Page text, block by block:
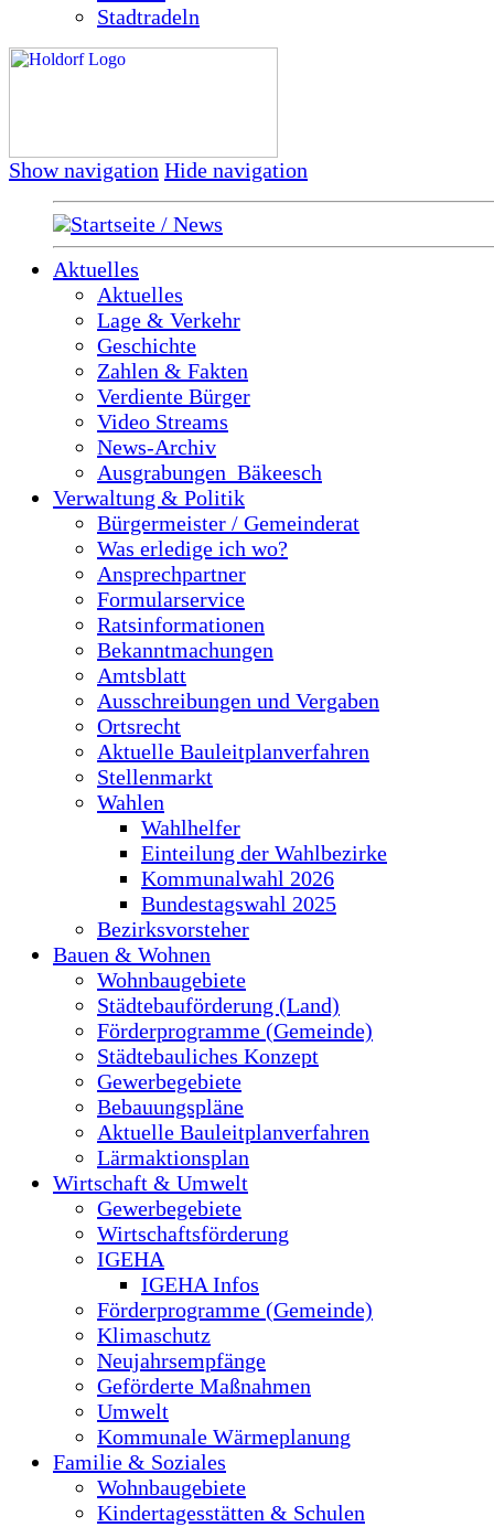
Stadtradeln
Show navigation Hide navigation
Startseite / News
Aktuelles
Aktuelles
Lage & Verkehr
Geschichte
Zahlen & Fakten
Verdiente Bürger
Video Streams
News-Archiv
Ausgrabungen_Bäkeesch
Verwaltung & Politik
Bürgermeister / Gemeinderat
Was erledige ich wo?
Ansprechpartner
Formularservice
Ratsinformationen
Bekanntmachungen
Amtsblatt
Ausschreibungen und Vergaben
Ortsrecht
Aktuelle Bauleitplanverfahren
Stellenmarkt
Wahlen
Wahlhelfer
Einteilung der Wahlbezirke
Kommunalwahl 2026
Bundestagswahl 2025
Bezirksvorsteher
Bauen & Wohnen
Wohnbaugebiete
Städtebauförderung (Land)
Förderprogramme (Gemeinde)
Städtebauliches Konzept
Gewerbegebiete
Bebauungspläne
Aktuelle Bauleitplanverfahren
Lärmaktionsplan
Wirtschaft & Umwelt
Gewerbegebiete
Wirtschaftsförderung
IGEHA
IGEHA Infos
Förderprogramme (Gemeinde)
Klimaschutz
Neujahrsempfänge
Geförderte Maßnahmen
Umwelt
Kommunale Wärmeplanung
Familie & Soziales
Wohnbaugebiete
Kindertagesstätten & Schulen